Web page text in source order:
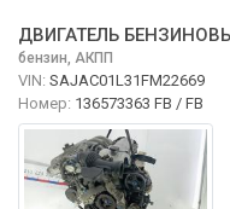
ДВИГАТЕЛЬ
бензин, АКПП
VIN: SAJAC01L31FM22669
Номер: 136573363 FB / FB